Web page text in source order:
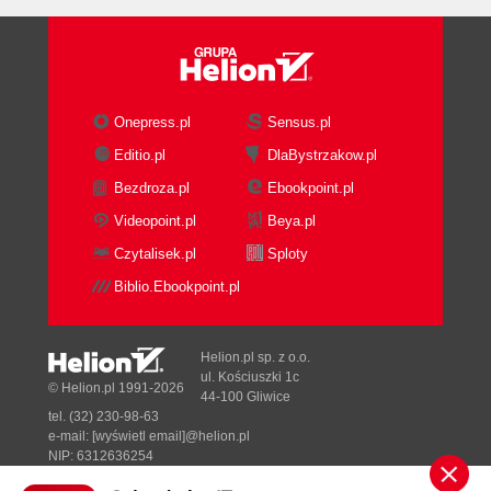
Onepress.pl
Sensus.pl
Editio.pl
DlaBystrzakow.pl
Bezdroza.pl
Ebookpoint.pl
Videopoint.pl
Beya.pl
Czytalisek.pl
Sploty
Biblio.Ebookpoint.pl
© Helion.pl 1991-2026
Helion.pl sp. z o.o.
ul. Kościuszki 1c
44-100 Gliwice
tel. (32) 230-98-63
e-mail: [wyświetl email]@helion.pl
NIP: 6312636254